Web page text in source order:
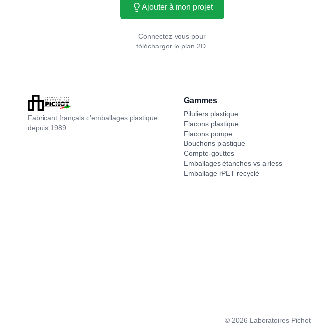
Ajouter à mon projet
Connectez-vous pour
télécharger le plan 2D.
Fabricant français d'emballages plastique
depuis 1989.
Gammes
Piluliers plastique
Flacons plastique
Flacons pompe
Bouchons plastique
Compte-gouttes
Emballages étanches vs airless
Emballage rPET recyclé
© 2026 Laboratoires Pichot,